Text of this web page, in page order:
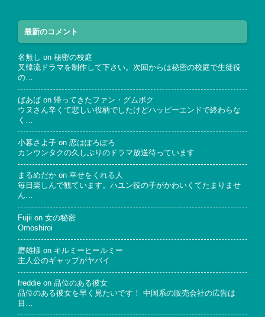
最新のコメント
名無し on 秘密の校庭
又韓流ドラマを制作して下さい。次回からは秘密の校庭で生徒役
の…
ばあば on 帰ってきたファン・グムボク
ウヌさん辛くて悲しい役柄でしたけどハッピーエンドで終わらな
く…
小暮さよ子 on 恋はぽろぽろ
カンウンタクの久しぶりのドラマ放送待っています
まるめだか on 幸せをくれる人
毎日楽しんで観ています。ハユン役の子がかわいくてたまりませ
ん…
Fujii on 女の秘密
Omoshiroi
磨雄様 on キルミーヒールミー
主人公のギャップがヤバイ
freddie on 品位のある彼女
品位のある彼女を早く見たいです！ 中国系の販売会社の広告は
目…